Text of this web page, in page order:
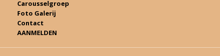
Carousselgroep
Foto Galerij
Contact
AANMELDEN